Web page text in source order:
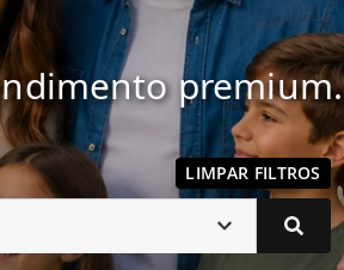
premium.
LIMPAR FILTROS